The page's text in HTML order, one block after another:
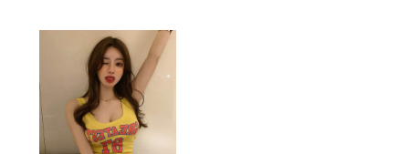
ホワイト 白 グリーン 緑 ブ
ラック 黒 花柄 ワイ